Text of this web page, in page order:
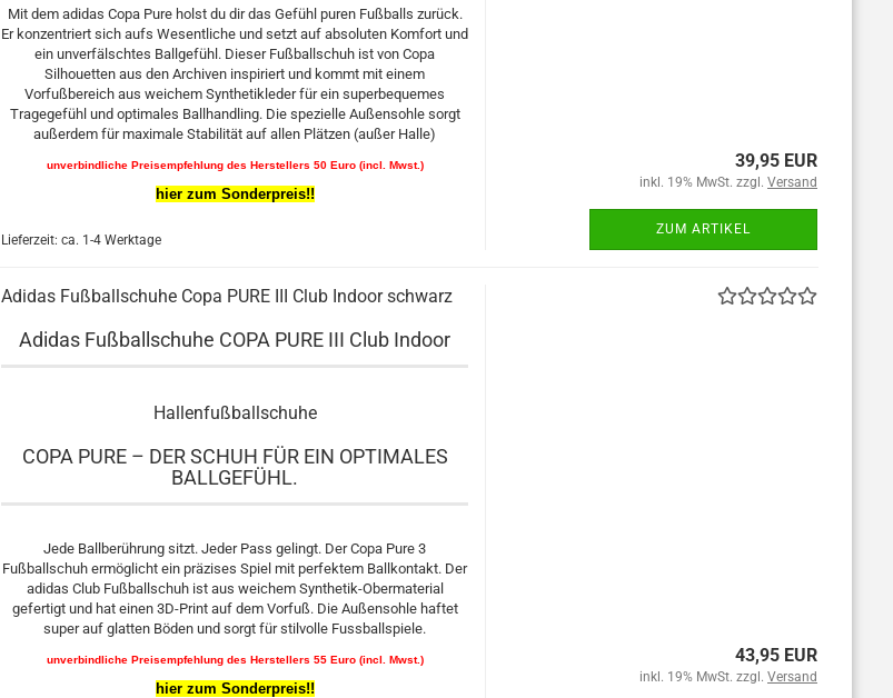
Mit dem adidas Copa Pure holst du dir das Gefühl puren Fußballs zurück.
Er konzentriert sich aufs Wesentliche und setzt auf absoluten Komfort und
ein unverfälschtes Ballgefühl. Dieser Fußballschuh ist von Copa
Silhouetten aus den Archiven inspiriert und kommt mit einem
Vorfußbereich aus weichem Synthetikleder für ein superbequemes
Tragegefühl und optimales Ballhandling. Die spezielle Außensohle sorgt
außerdem für maximale Stabilität auf allen Plätzen (außer Halle)
unverbindliche Preisempfehlung des Herstellers 50 Euro (incl. Mwst.)
hier zum Sonderpreis!!
Lieferzeit: ca. 1-4 Werktage
39,95 EUR
inkl. 19% MwSt. zzgl. Versand
ZUM ARTIKEL
Adidas Fußballschuhe Copa PURE III Club Indoor schwarz
Adidas Fußballschuhe COPA PURE III Club Indoor
Hallenfußballschuhe
COPA PURE – DER SCHUH FÜR EIN OPTIMALES
BALLGEFÜHL.
Jede Ballberührung sitzt. Jeder Pass gelingt. Der Copa Pure 3
Fußballschuh ermöglicht ein präzises Spiel mit perfektem Ballkontakt. Der
adidas Club Fußballschuh ist aus weichem Synthetik-Obermaterial
gefertigt und hat einen 3D-Print auf dem Vorfuß. Die Außensohle haftet
super auf glatten Böden und sorgt für stilvolle Fussballspiele.
unverbindliche Preisempfehlung des Herstellers 55 Euro (incl. Mwst.)
hier zum Sonderpreis!!
43,95 EUR
inkl. 19% MwSt. zzgl. Versand